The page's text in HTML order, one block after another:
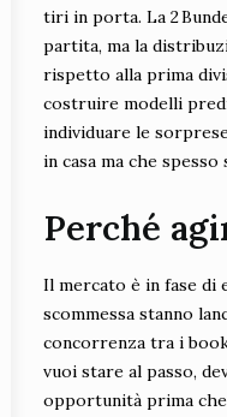
tiri in porta. La 2
partita, ma la
rispetto alla prima
costruire modelli
individuare le
in casa ma che
Perché
Il mercato è in fase di
scommessa stanno
concorrenza tra i
vuoi stare al passo,
opportunità prima